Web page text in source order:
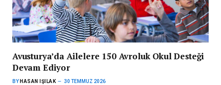
Avusturya’da Ailelere 150 Avroluk Okul Desteği
Devam Ediyor
BY HASAN IŞILAK 30 TEMMUZ 2026